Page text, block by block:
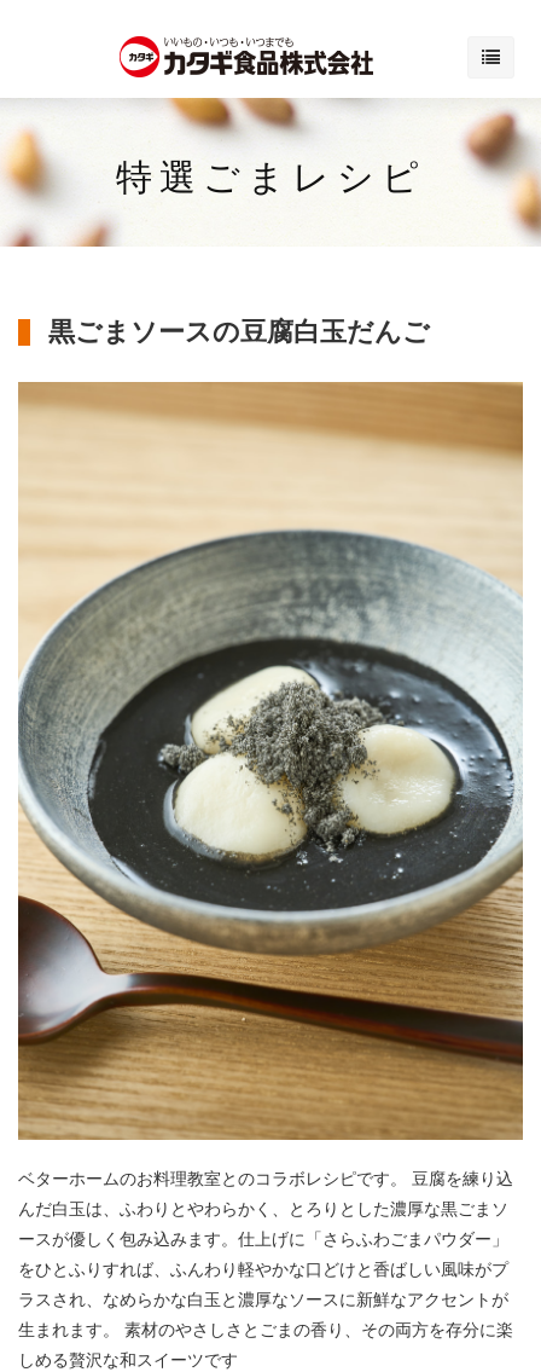
特選ごまレシピ
黒ごまソースの豆腐白玉だんご
ベターホームのお料理教室とのコラボレシピです。 豆腐を練り込
んだ白玉は、ふわりとやわらかく、とろりとした濃厚な黒ごまソ
ースが優しく包み込みます。仕上げに「さらふわごまパウダー」
をひとふりすれば、ふんわり軽やかな口どけと香ばしい風味がプ
ラスされ、なめらかな白玉と濃厚なソースに新鮮なアクセントが
生まれます。 素材のやさしさとごまの香り、その両方を存分に楽
しめる贅沢な和スイーツです